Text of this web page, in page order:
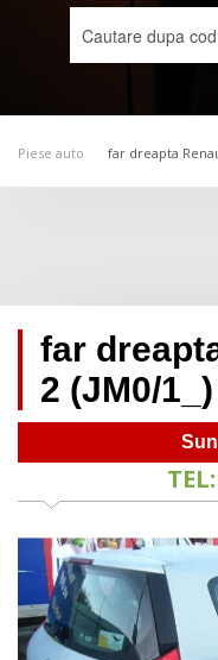
Piese auto far dreapta
far
2 (JM0/